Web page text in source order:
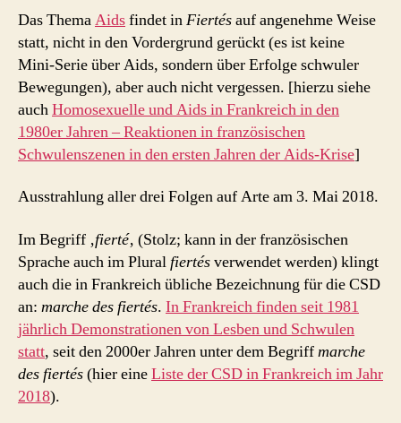
Das ThemaAidsfindet inFiertésauf angenehme Weise
statt, nicht in den Vordergrund gerückt (es ist keine
Mini-Serie über Aids, sondern über Erfolge schwuler
Bewegungen), aber auch nicht vergessen. [hierzu siehe
auchHomosexuelle und Aids in Frankreich in den
1980er Jahren – Reaktionen in französischen
Schwulenszenen in den ersten Jahren der Aids-Krise]
Ausstrahlung aller drei Folgen auf Arte am 3. Mai 2018.
Im Begriff ‚fierté‚ (Stolz; kann in der französischen
Sprache auch im Plural fiertésverwendet werden) klingt
auch die in Frankreich übliche Bezeichnung für die CSD
an: marche des fiertés. In Frankreich finden seit 1981
jährlich Demonstrationen von Lesben und Schwulen
statt, seit den 2000er Jahren unter dem Begriffmarche
des fiertés(hier eineListe der CSD in Frankreich im Jahr
2018).